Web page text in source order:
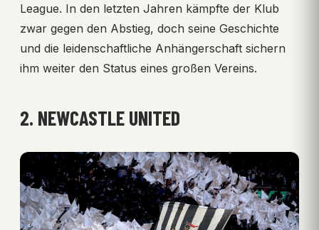
League. In den letzten Jahren kämpfte der Klub
zwar gegen den Abstieg, doch seine Geschichte
und die leidenschaftliche Anhängerschaft sichern
ihm weiter den Status eines großen Vereins.
2. NEWCASTLE UNITED